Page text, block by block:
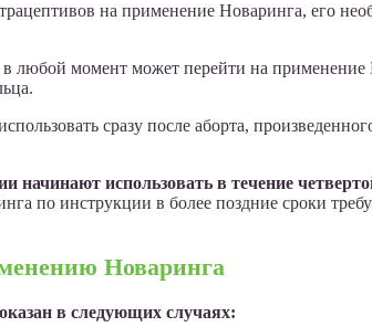
на применение Новаринга, его
момент может перейти на применение
сразу после аборта,
начинают использовать в течение
по инструкции в более поздние сроки
Новаринга
в следующих случаях: